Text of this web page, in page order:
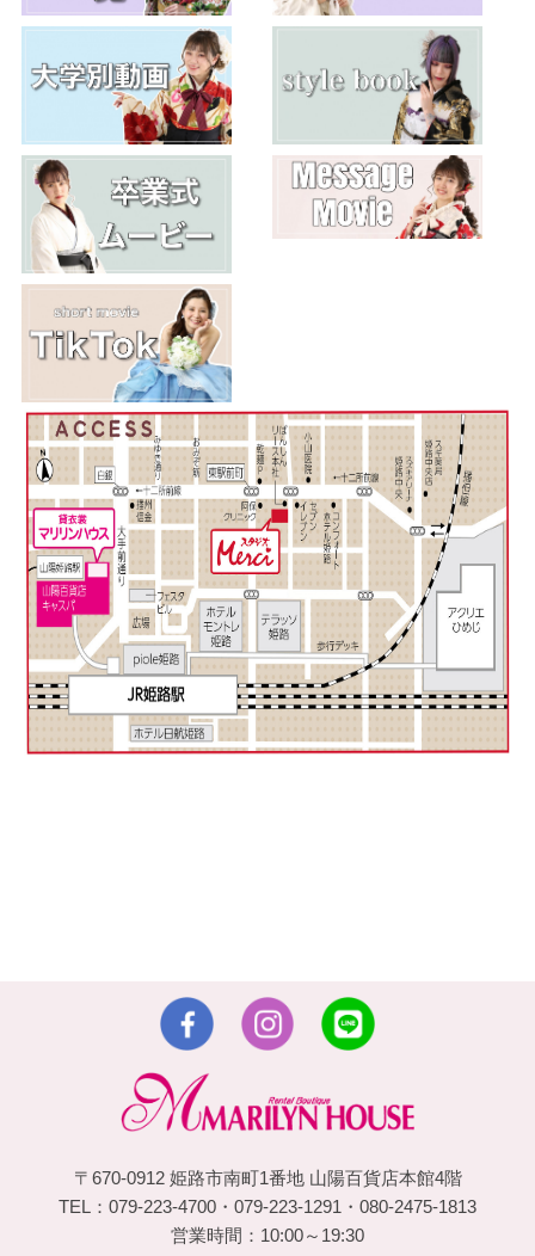
〒670-0912 姫路市南町1番地 山陽百貨店本館4階
TEL：079-223-4700・079-223-1291・080-2475-1813
営業時間：10:00～19:30